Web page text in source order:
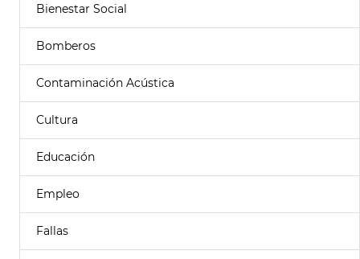
Bienestar Social
Bomberos
Contaminación Acústica
Cultura
Educación
Empleo
Fallas